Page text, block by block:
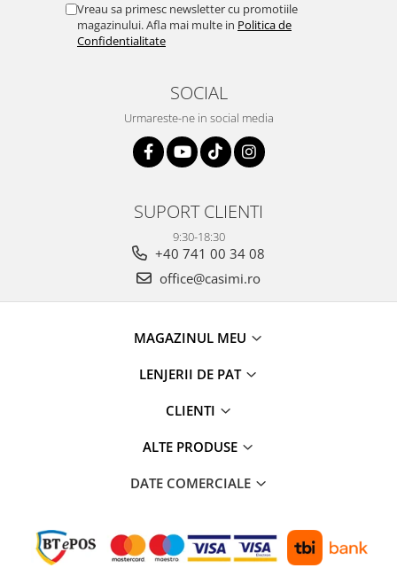
Vreau sa primesc newsletter cu promotiile
magazinului. Afla mai multe in Politica de
Confidentialitate
SOCIAL
Urmareste-ne in social media
SUPORT CLIENTI
9:30-18:30
+40 741 00 34 08
office@casimi.ro
MAGAZINUL MEU
LENJERII DE PAT
CLIENTI
ALTE PRODUSE
DATE COMERCIALE